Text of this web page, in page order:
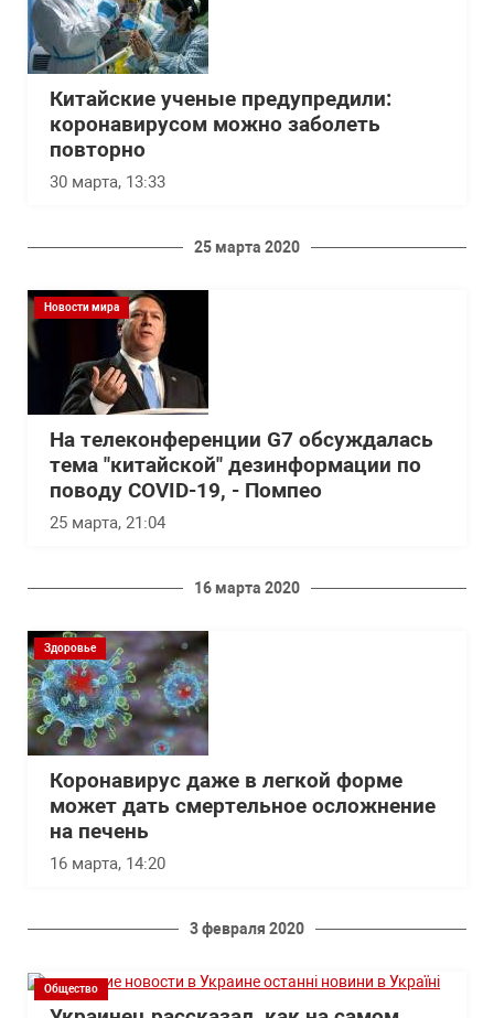
Китайские ученые предупредили:
коронавирусом можно заболеть
повторно
30 марта, 13:33
25 марта 2020
Новости мира
На телеконференции G7 обсуждалась
тема "китайской" дезинформации по
поводу COVID-19, - Помпео
25 марта, 21:04
16 марта 2020
Здоровье
Коронавирус даже в легкой форме
может дать смертельное осложнение
на печень
16 марта, 14:20
3 февраля 2020
Общество